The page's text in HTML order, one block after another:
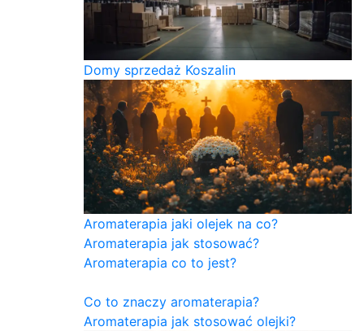
Domy sprzedaż Koszalin
Aromaterapia jaki olejek na co?
Aromaterapia jak stosować?
Aromaterapia co to jest?
Co to znaczy aromaterapia?
Aromaterapia jak stosować olejki?